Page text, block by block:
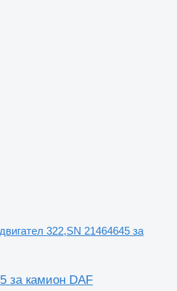
двигател 322,SN 21464645 за
за камион DAF